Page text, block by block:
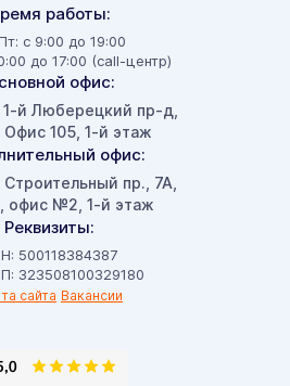
работы:
с 9:00 до 19:00
до 17:00 (call-центр)
офис:
1-й Люберецкий пр-д,
Офис 105, 1-й этаж
офис:
Строительный пр., 7А,
офис №2, 1-й этаж
Реквизиты:
500118384387
323508100329180
сайта Вакансии